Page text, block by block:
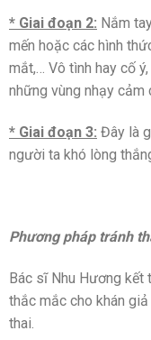
* Giai đoạn 2: Nắm
mến hoặc các hình
mắt,… Vô tình hay cố
những vùng nhạy cảm
* Giai đoạn 3: Đây là
người ta khó lòng
Phương pháp tránh
Bác sĩ Nhu Hương kết
thắc mắc cho khán
thai.